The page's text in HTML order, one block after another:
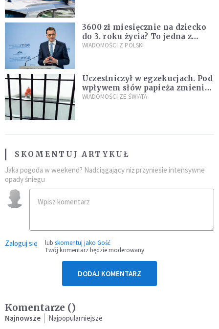
3600 zł miesięcznie na dziecko
do 3. roku życia? To jedna z
propozycji programu "Rozwój
WIADOMOŚCI Z POLSKI
Uczestniczył w egzekucjach. Pod
wpływem słów papieża zmienił
zdanie
WIADOMOŚCI ZE ŚWIATA
SKOMENTUJ ARTYKUŁ
Jaka pogoda w weekend? Nadciągający niż przyniesie intensywne
opady śniegu
Zaloguj się lub skomentuj jako Gość
Twój komentarz będzie moderowany
DODAJ KOMENTARZ
Komentarze ()
Najnowsze Najpopularniejsze